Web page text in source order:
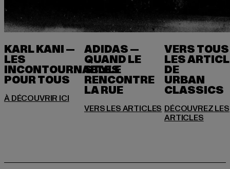
KARL KANI —
LES
INCONTOURNABLES
POUR TOUS
ADIDAS —
QUAND LE
STYLE
RENCONTRE
LA RUE
VERS TOUS
LES
DE
URBAN
DÉCOUVREZ LES